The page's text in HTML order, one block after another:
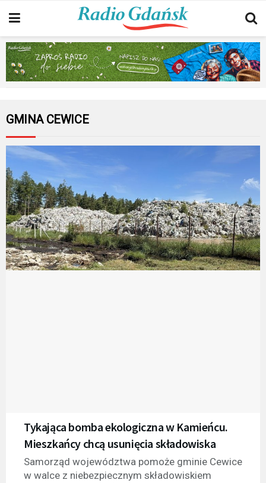
GMINA CEWICE
Tykająca bomba ekologiczna w Kamieńcu.
Mieszkańcy chcą usunięcia składowiska
Samorząd województwa pomoże gminie Cewice
w walce z niebezpiecznym składowiskiem